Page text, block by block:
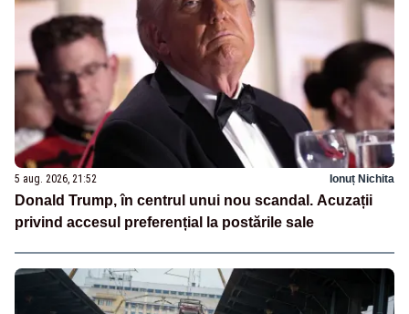
5 aug. 2026, 21:52 Ionuț Nichita
Donald Trump, în centrul unui nou scandal. Acuzații
privind accesul preferențial la postările sale